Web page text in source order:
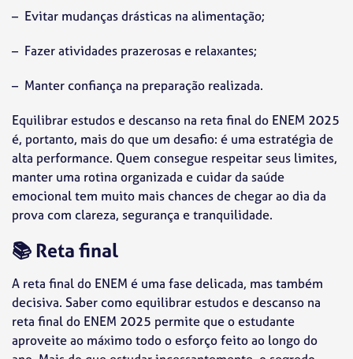
– Evitar mudanças drásticas na alimentação;
– Fazer atividades prazerosas e relaxantes;
– Manter confiança na preparação realizada.
Equilibrar estudos e descanso na reta final do ENEM 2025
é, portanto, mais do que um desafio: é uma estratégia de
alta performance. Quem consegue respeitar seus limites,
manter uma rotina organizada e cuidar da saúde
emocional tem muito mais chances de chegar ao dia da
prova com clareza, segurança e tranquilidade.
📚Reta final
A reta final do ENEM é uma fase delicada, mas também
decisiva. Saber como equilibrar estudos e descanso na
reta final do ENEM 2025 permite que o estudante
aproveite ao máximo todo o esforço feito ao longo do